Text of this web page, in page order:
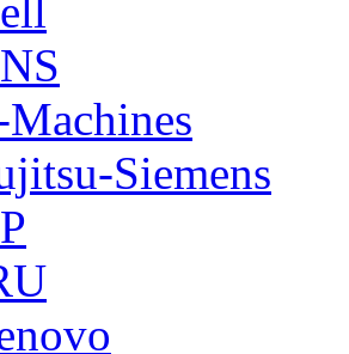
Siemens